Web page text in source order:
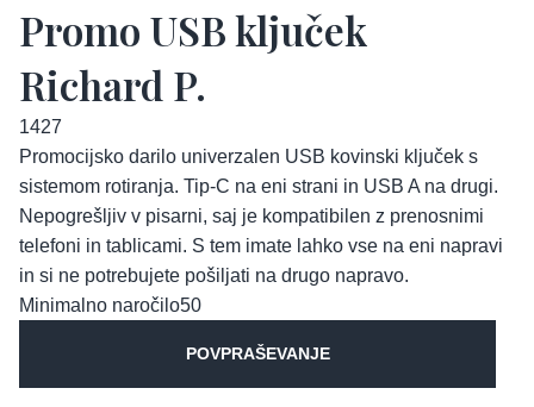
Promo USB ključek
Richard P.
1427
Promocijsko darilo univerzalen USB kovinski ključek s
sistemom rotiranja. Tip-C na eni strani in USB A na drugi.
Nepogrešljiv v pisarni, saj je kompatibilen z prenosnimi
telefoni in tablicami. S tem imate lahko vse na eni napravi
in si ne potrebujete pošiljati na drugo napravo.
Minimalno naročilo50
POVPRAŠEVANJE